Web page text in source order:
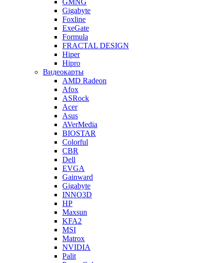
GMNG
Gigabyte
Foxline
ExeGate
Formula
FRACTAL DESIGN
Hiper
Hipro
Видеокарты
AMD Radeon
Afox
ASRock
Acer
Asus
AVerMedia
BIOSTAR
Colorful
CBR
Dell
EVGA
Gainward
Gigabyte
INNO3D
HP
Maxsun
KFA2
MSI
Matrox
NVIDIA
Palit